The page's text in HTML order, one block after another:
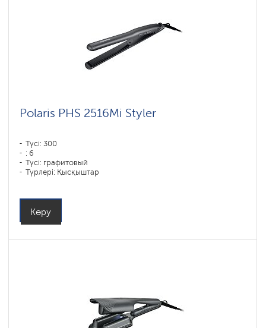
Polaris PHS 2516Mi Styler
Түсі: 300
: 6
Түсі: графитовый
Түрлері: Қысқыштар
Көру